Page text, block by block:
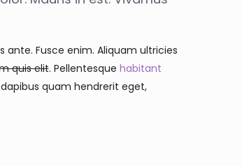
ante. Fusce enim. Aliquam ultricies
quis elit. Pellentesque habitant
quam hendrerit eget,